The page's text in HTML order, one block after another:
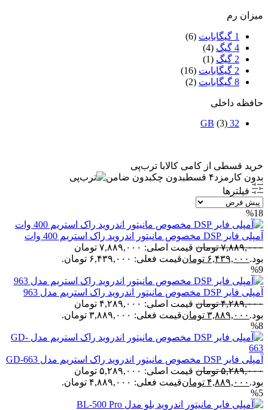
میزان رم
1 گیگابایت
(6)
4 گیگ
(4)
2 گیگ
(1)
2 گیگابایت
(16)
8 گیگابایت
(2)
حافظه داخلی
32 GB
(3)
خرید قسطی از کامی کالابا ترب‌پی
بدون کارمزد۴ قسط بدون چکبدون ضامن
فیلترها
%18
آمپلی فایر DSP مخصوص مانیتور اندروید راک استریم 400 وات
۷,۸۸۹,۰۰۰ تومان
قیمت اصلی: ۷,۸۸۹,۰۰۰ تومان
بود. ۶,۴۳۹,۰۰۰ تومانقیمت فعلی: ۶,۴۳۹,۰۰۰ تومان.
%9
آمپلی فایر DSP مخصوص مانیتور اندروید راک استریم مدل 963
۴,۲۸۹,۰۰۰ تومان
قیمت اصلی: ۴,۲۸۹,۰۰۰ تومان
بود. ۳,۸۸۹,۰۰۰ تومانقیمت فعلی: ۳,۸۸۹,۰۰۰ تومان.
%8
آمپلی فایر DSP مخصوص مانیتور اندروید راک استریم مدل GD-663
۵,۲۸۹,۰۰۰ تومان
قیمت اصلی: ۵,۲۸۹,۰۰۰ تومان
بود. ۴,۸۸۹,۰۰۰ تومانقیمت فعلی: ۴,۸۸۹,۰۰۰ تومان.
%5